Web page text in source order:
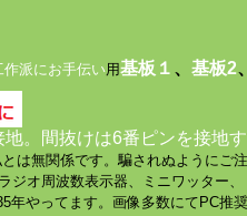
派にお手伝い用基板１ 、 基板2、
。間抜けは6番ピンを接地
は無関係です。騙されぬようにご
ジオ周波数表示器、ミニワッター
やってます。画像多数にてPC推